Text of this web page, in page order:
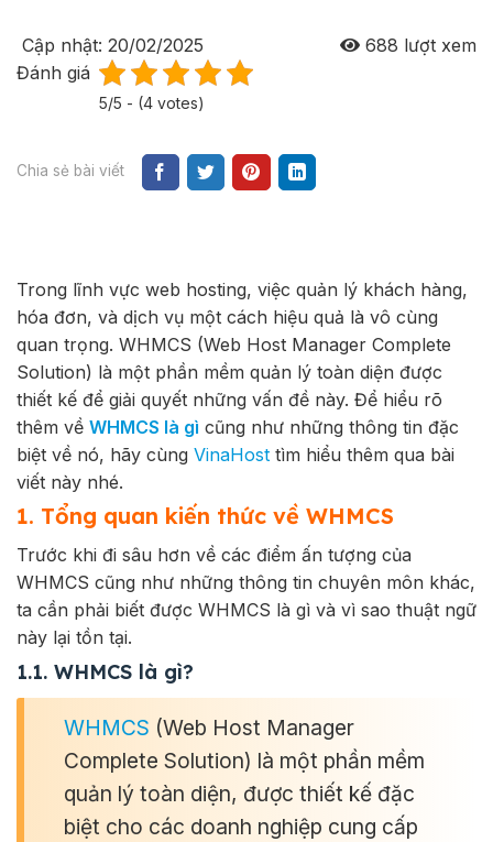
Cập nhật: 20/02/2025 688 lượt xem
Đánh giá
5/5 - (4 votes)
Chia sẻ bài viết
Trong lĩnh vực web hosting, việc quản lý khách hàng,
hóa đơn, và dịch vụ một cách hiệu quả là vô cùng
quan trọng. WHMCS (Web Host Manager Complete
Solution) là một phần mềm quản lý toàn diện được
thiết kế để giải quyết những vấn đề này. Để hiểu rõ
thêm về WHMCS là gì cũng như những thông tin đặc
biệt về nó, hãy cùng VinaHost tìm hiểu thêm qua bài
viết này nhé.
1. Tổng quan kiến thức về WHMCS
Trước khi đi sâu hơn về các điểm ấn tượng của
WHMCS cũng như những thông tin chuyên môn khác,
ta cần phải biết được WHMCS là gì và vì sao thuật ngữ
này lại tồn tại.
1.1. WHMCS là gì?
WHMCS (Web Host Manager
Complete Solution) là một phần mềm
quản lý toàn diện, được thiết kế đặc
biệt cho các doanh nghiệp cung cấp